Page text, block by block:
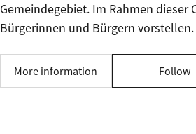
Gemeindegebiet. Im Rahmen
Bürgerinnen und Bürgern vorstellen.
More information Follow